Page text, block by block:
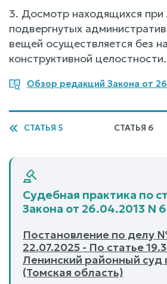
3. Досмотр находящихся при
подвергнутых
вещей осуществляется без
конструктивной целостности.
Обзор редакций Закона от
СТАТЬЯ 5 СТАТЬЯ 6
Судебная практика по
Закона от 26.04.2013 N
Постановление по делу
22.07.2025 - По статье
Ленинский районный суд
(Томская область)